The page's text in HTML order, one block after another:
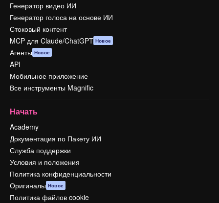
Генератор видео ИИ
Генератор голоса на основе ИИ
Стоковый контент
MCP для Claude/ChatGPT Новое
Агенты Новое
API
Мобильное приложение
Все инструменты Magnific
Начать
Academy
Документация по Пакету ИИ
Служба поддержки
Условия и положения
Политика конфиденциальности
Оригиналы Новое
Политика файлов cookie